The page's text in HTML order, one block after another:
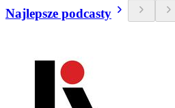
Najlepsze podcasty